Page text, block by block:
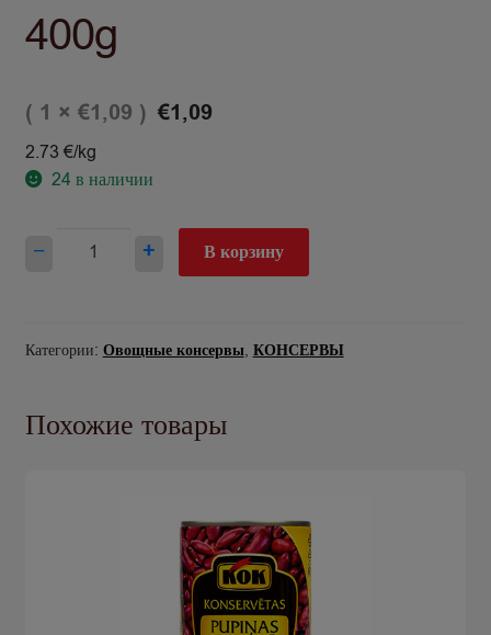
400g
€1,09
( 1 × €1,09 )
2.73 €/kg
24 в наличии
−
Количество
Jamar
+ В корзину
Категории: Овощные консервы, КОНСЕРВЫ
Похожие товары